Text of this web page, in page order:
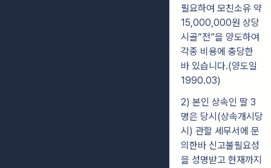
필요하여 모친소유 약
15,000,000원 상당
시골“전”을 양도하여
각종 비용에 충당한
바 있습니다.(양도일
1990.03)
2) 본인 상속인 딸 3
명은 당시(상속개시당
시) 관할 세무서에 문
의한바 신고불필요성
을 성명받고 현재까지